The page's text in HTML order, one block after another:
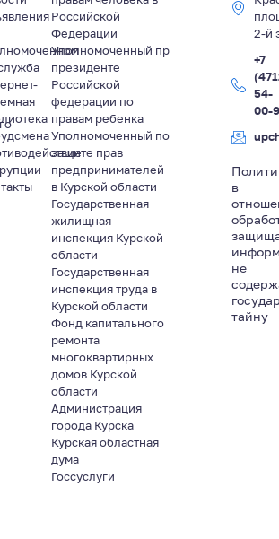
Российской
Федерации
Уполномоченный пр
президенте
Российской
федерации по
правам ребенка
Уполномоченный по
защите прав
предпринимателей
в Курской области
Государственная
жилищная
инспекция Курской
области
Государственная
инспекция труда в
Курской области
Фонд капитального
ремонта
многоквартирных
домов Курской
области
Администрация
города Курска
Курская областная
дума
Госсуслуги
2-й
+7
54-
00-
в
не
тайну